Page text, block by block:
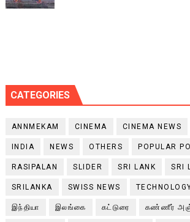
CATEGORIES
ANNMEKAM CINEMA CINEMA NEWS
INDIA NEWS OTHERS POPULAR
RASIPALAN SLIDER SRI LANK SRI
SRILANKA SWISS NEWS
இந்தியா இலங்கை கட்டுரை கண்ணீர்